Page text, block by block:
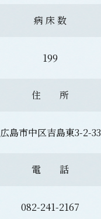
病 床 数
199
住 所
広島市中区吉島東3-2-33
電 話
082-241-2167